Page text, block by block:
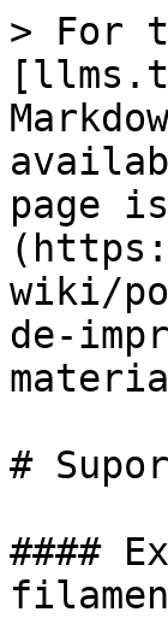
> For
page
wiki/
de-
#
####